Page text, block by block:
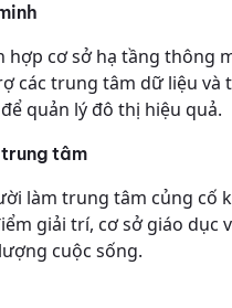
hợp cơ sở hạ tầng
các trung tâm dữ liệu
quản lý đô thị hiệu quả.
tâm
làm trung tâm củng cố
giải trí, cơ sở giáo
cuộc sống.